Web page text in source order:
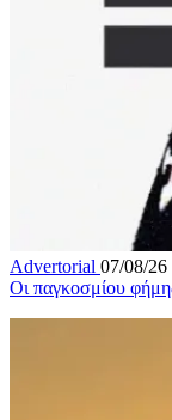
Advertorial 07/08/26
Οι παγκοσμίου